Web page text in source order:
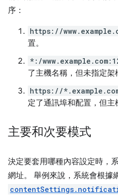
序：
https://
置。
*:/
了主機名稱，但未指定架
https://
定了通訊埠和配置，但主
主要和次要模式
決定要套用哪種內容設定時，
網址。 舉例來說，系統會根據